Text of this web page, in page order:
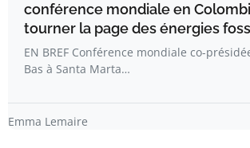
conférence mondiale en
tourner la page des énergies
EN BREF Conférence mondiale co-
Bas à Santa Marta…
Emma Lemaire